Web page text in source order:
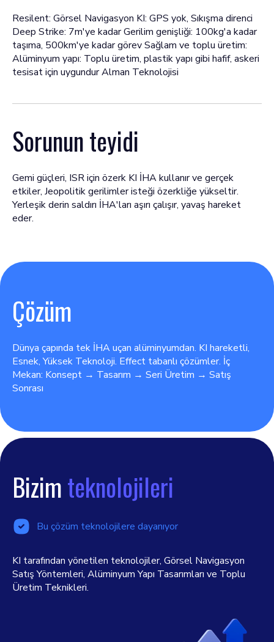
Resilent: Görsel Navigasyon KI: GPS yok, Sıkışma direnci
Deep Strike: 7m'ye kadar Gerilim genişliği: 100kg'a kadar
taşıma, 500km'ye kadar görev Sağlam ve toplu üretim:
Alüminyum yapı: Toplu üretim, plastik yapı gibi hafif, askeri
tesisat için uygundur Alman Teknolojisi
Sorunun teyidi
Gemi güçleri, ISR için özerk KI İHA kullanır ve gerçek
etkiler, Jeopolitik gerilimler isteği özerkliğe yükseltir.
Yerleşik derin saldırı İHA'ları aşırı çalışır, yavaş hareket
eder.
Çözüm
Dünya çapında tek İHA uçan alüminyumdan. KI hareketli,
Esnek, Yüksek Teknoloji. Effect tabanlı çözümler. İç
Mekan: Konsept → Tasarım → Seri Üretim → Satış
Sonrası
Bizimteknolojileri
Bu çözüm teknolojilere dayanıyor
KI tarafından yönetilen teknolojiler, Görsel Navigasyon
Satış Yöntemleri, Alüminyum Yapı Tasarımları ve Toplu
Üretim Teknikleri.